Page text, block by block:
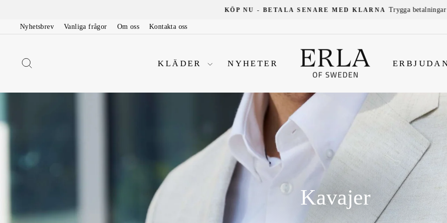
KÖP NU - BETALA SENARE MED KLARNA Trygga betalningar
Nyhetsbrev Vanliga frågor Om oss Kontakta oss
KLÄDER NYHETER
Kavajer